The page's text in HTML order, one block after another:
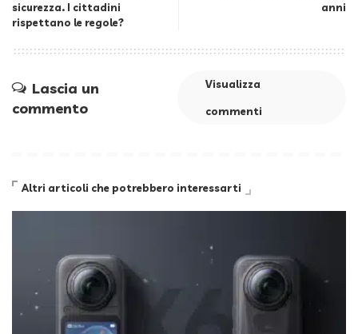
sicurezza. I cittadini
rispettano le regole?
anni
Lascia un
commento
Visualizza
commenti
Altri articoli che potrebbero interessarti